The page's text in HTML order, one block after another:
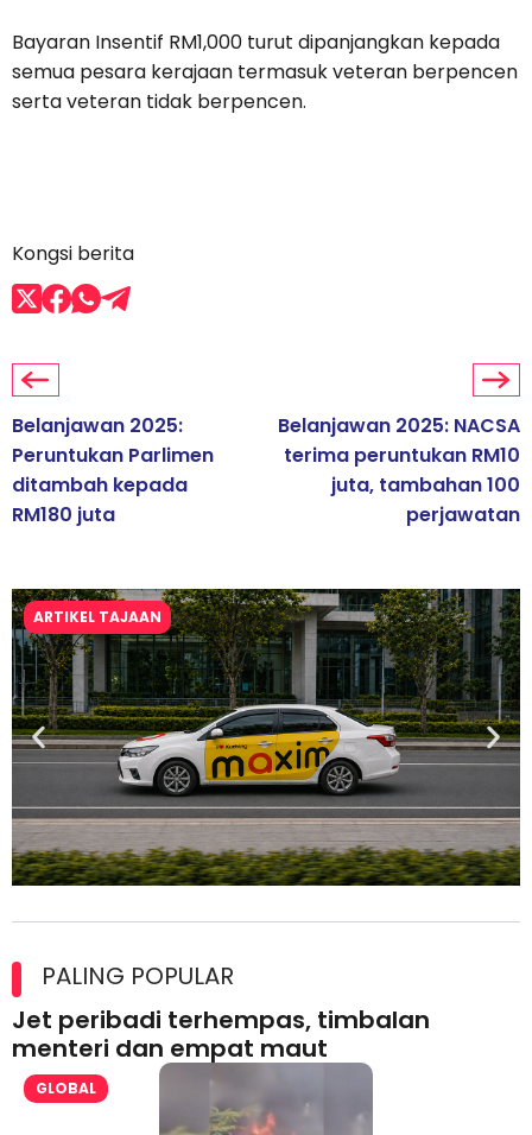
Bayaran Insentif RM1,000 turut dipanjangkan kepada
semua pesara kerajaan termasuk veteran berpencen
serta veteran tidak berpencen.
Kongsi berita
Belanjawan 2025:
Peruntukan Parlimen
ditambah kepada
RM180 juta
Belanjawan 2025: NACSA
terima peruntukan RM10
juta, tambahan 100
perjawatan
ARTIKEL TAJAAN
lesen separuh pertama 2026
PALING POPULAR
Jet peribadi terhempas, timbalan
menteri dan empat maut
GLOBAL